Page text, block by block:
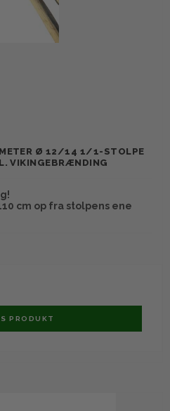
METER Ø 12/14 1/1-STOLPE
VIKINGEBRÆNDING
cm op fra stolpens ene
PRODUKT